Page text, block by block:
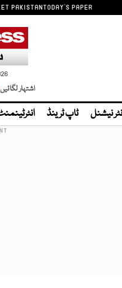
PAKISTANTODAY'S PAPER
اشتہار
نیشنل ٹاپ ٹرینڈ